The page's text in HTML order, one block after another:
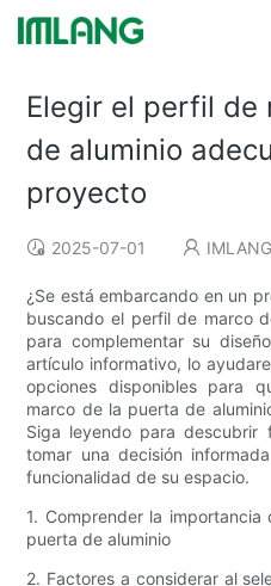
Elegir el perfil de
de aluminio
proyecto
2025-07-01 IMLANG
¿Se está embarcando en un
buscando el perfil de marco
para complementar su
artículo informativo, lo
opciones disponibles para
marco de la puerta de
Siga leyendo para descubrir
tomar una decisión
funcionalidad de su espacio.
1. Comprender la
puerta de aluminio
2. Factores a considerar al